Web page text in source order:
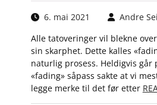
6. mai 2021
Andre
Alle tatoveringer vil blekne
sin skarphet. Dette kalles
naturlig prosess. Heldigvis går
«fading» såpass sakte at vi
legge merke til det før etter